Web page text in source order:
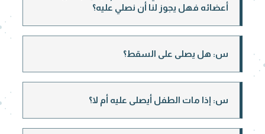
أعضائه فهل يجوز لنا أن نصلي عليه؟
س: هل يصلى على السقط؟
س: إذا مات الطفل أيصلى عليه أم لا؟